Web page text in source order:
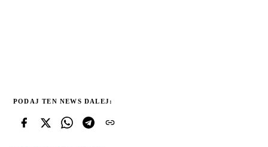
PODAJ TEN NEWS DALEJ: